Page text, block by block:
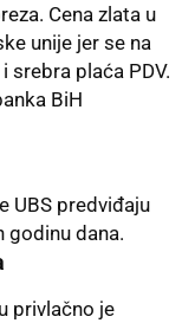
Cena zlata u
unije jer se na
srebra plaća PDV.
BiH
UBS predviđaju
godinu dana.
privlačno je